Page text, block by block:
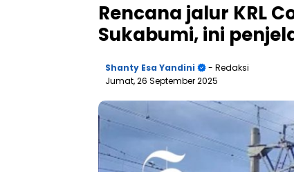
Rencana jalur KRL
Sukabumi, ini
Shanty Esa Yandini
- Redaksi
Jumat, 26 September 2025